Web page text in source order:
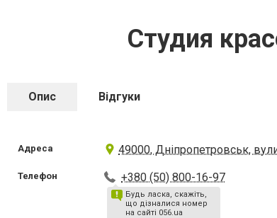
Студия
Опис Відгуки
Адреса 49000, Дніпропетровськ,
Телефон +380 (50) 800-16-97
Будь ласка, скажіть,
що дізналися номер
на сайті 056.ua